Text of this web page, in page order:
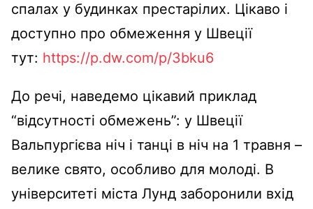
спалах у будинках престарілих. Цікаво і
доступно про обмеження у Швеції
тут: https://p.dw.com/p/3bku6
До речі, наведемо цікавий приклад
“відсутності обмежень”: у Швеції
Вальпургієва ніч і танці в ніч на 1 травня –
велике свято, особливо для молоді. В
університеті міста Лунд заборонили вхід